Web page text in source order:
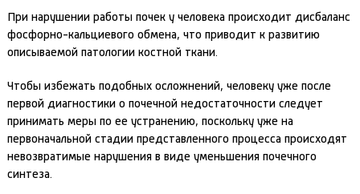
При нарушении работы почек у человека происходит дисбаланс
фосфорно-кальциевого обмена, что приводит к развитию
описываемой патологии костной ткани.
Чтобы избежать подобных осложнений, человеку уже после
первой диагностики о почечной недостаточности следует
принимать меры по ее устранению, поскольку уже на
первоначальной стадии представленного процесса происходят
невозвратимые нарушения в виде уменьшения почечного
синтеза.